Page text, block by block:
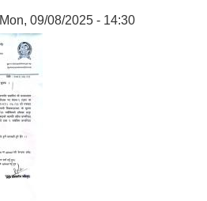
Mon, 09/08/2025 - 14:30